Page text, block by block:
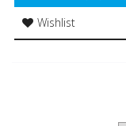
Wishlist